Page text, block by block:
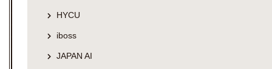
HYCU
iboss
JAPAN AI